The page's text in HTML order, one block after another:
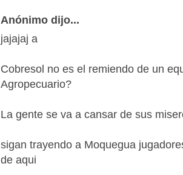
Anónimo dijo...
jajajaj a
Cobresol no es el remiendo de un
Agropecuario?
La gente se va a cansar de sus
sigan trayendo a Moquegua
de aqui